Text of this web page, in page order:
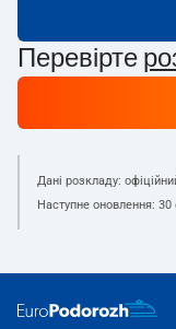
Перевірте
Дані розкладу:
Наступне оновлення: 30